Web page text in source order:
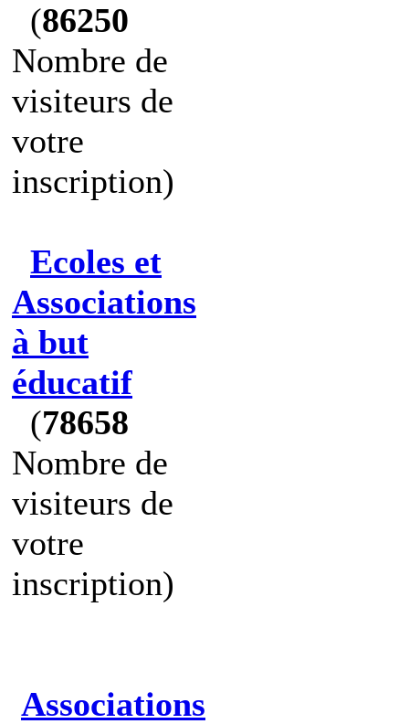
(86250
Nombre de
visiteurs de
votre
inscription)
Ecoles et
Associations
à but
éducatif
(78658
Nombre de
visiteurs de
votre
inscription)
Associations